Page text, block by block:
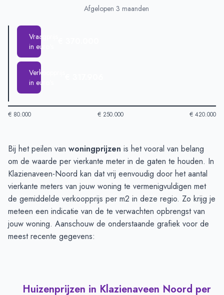
Afgelopen 3 maanden
Vraagprijs
in euro's
Verkoopprijs
in euro's
€ 80.000 € 250.000 € 420.000
Huizenprijzen in Klazienaveen Noord-Afgelopen 3 maanden
Type
Bedrag
Vraagprijs in euro's
€ 370.000
Verkoopprijs in euro's
€ 317.906
Bij het peilen van woningprijzen is het vooral van belang
om de waarde per vierkante meter in de gaten te houden. In
Klazienaveen-Noord kan dat vrij eenvoudig door het aantal
vierkante meters van jouw woning te vermenigvuldigen met
de gemiddelde verkoopprijs per m2 in deze regio. Zo krijg je
meteen een indicatie van de te verwachten opbrengst van
jouw woning. Aanschouw de onderstaande grafiek voor de
meest recente gegevens:
Huizenprijzen in Klazienaveen Noord per